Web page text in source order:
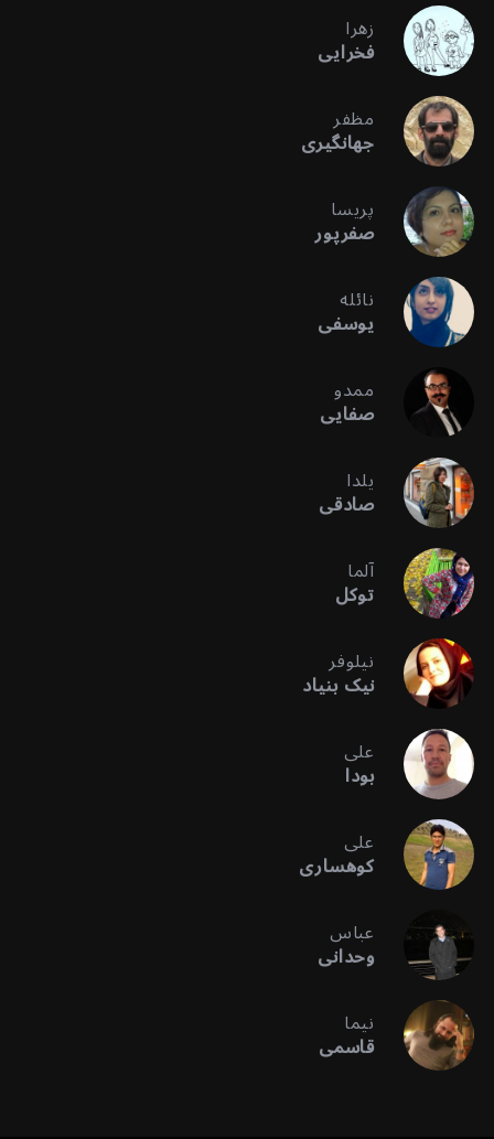
زهرا
فخرایی
مظفر
جهانگیری
پریسا
صفرپور
نائله
یوسفی
ممدو
صفایی
یلدا
صادقی
آلما
توکل
نیلوفر
نیک بنیاد
علی
بودا
علی
کوهساری
عباس
وحدانی
نیما
قاسمی